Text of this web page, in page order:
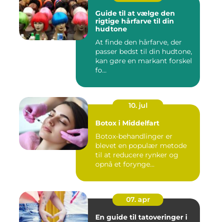
Guide til at vælge den
rigtige hårfarve til din
hudtone
At finde den hårfarve, der
passer bedst til din hudtone,
kan gøre en markant forskel
fo...
10. jul
Botox i Middelfart
Botox-behandlinger er
blevet en populær metode
til at reducere rynker og
opnå et forynge...
07. apr
En guide til tatoveringer i